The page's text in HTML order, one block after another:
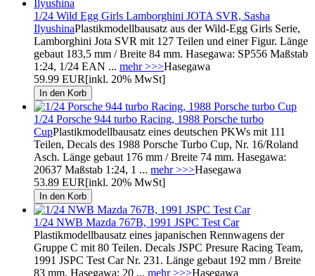
1/24 Wild Egg Girls Lamborghini JOTA SVR, Sasha
IlyushinaPlastikmodellbausatz aus der Wild-Egg Girls Serie,
Lamborghini Jota SVR mit 127 Teilen und einer Figur. Länge
gebaut 183,5 mm / Breite 84 mm. Hasegawa: SP556 Maßstab
1:24, 1/24 EAN ... mehr >>>Hasegawa
59.99 EUR[inkl. 20% MwSt]
1/24 Porsche 944 turbo Racing, 1988 Porsche turbo
CupPlastikmodellbausatz eines deutschen PKWs mit 111
Teilen, Decals des 1988 Porsche Turbo Cup, Nr. 16/Roland
Asch. Länge gebaut 176 mm / Breite 74 mm. Hasegawa:
20637 Maßstab 1:24, 1 ... mehr >>>Hasegawa
53.89 EUR[inkl. 20% MwSt]
1/24 NWB Mazda 767B, 1991 JSPC Test Car
Plastikmodellbausatz eines japanischen Rennwagens der
Gruppe C mit 80 Teilen. Decals JSPC Presure Racing Team,
1991 JSPC Test Car Nr. 231. Länge gebaut 192 mm / Breite
83 mm. Hasegawa: 20 ... mehr >>>Hasegawa